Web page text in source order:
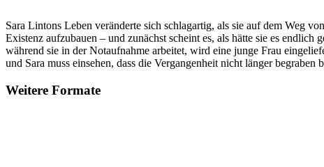
Sara Lintons Leben veränderte sich schlagartig, als sie auf dem Weg
Existenz aufzubauen – und zunächst scheint es, als hätte sie es
während sie in der Notaufnahme arbeitet, wird eine junge Frau
und Sara muss einsehen, dass die Vergangenheit nicht länger begraben
Weitere Formate